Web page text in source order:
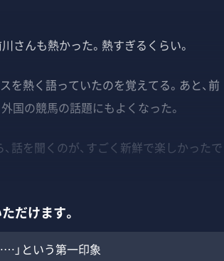
さんも熱かった。熱すぎるくらい。
熱く語っていたのを覚えてる。あと、前
国の競馬の話題にもよくなった。
を聞くのが、すごく新鮮で楽しかったで
だけます。
」という第一印象